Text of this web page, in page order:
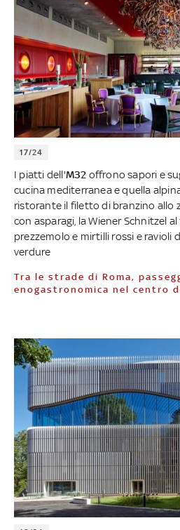
17/24
I piatti dell'M32 offrono sapori e
cucina mediterranea e quella
ristorante il filetto di branzino allo
con asparagi, la Wiener Schnitzel
prezzemolo e mirtilli rossi e ravioli
verdure
Tra le strade di Roma, passeggiata
enogastronomica nel centro